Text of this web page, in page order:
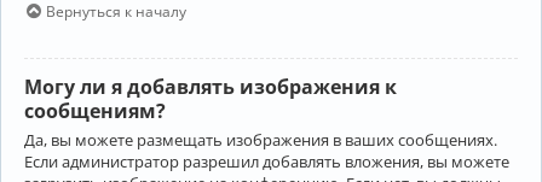
Вернуться к началу
Могу ли я добавлять изображения к
сообщениям?
Да, вы можете размещать изображения в ваших сообщениях.
Если администратор разрешил добавлять вложения, вы можете